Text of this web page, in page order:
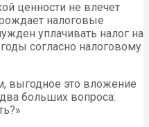
ценности не влечет
налоговые
уплачивать налог на
согласно налоговому
выгодное это вложение
два больших вопроса: